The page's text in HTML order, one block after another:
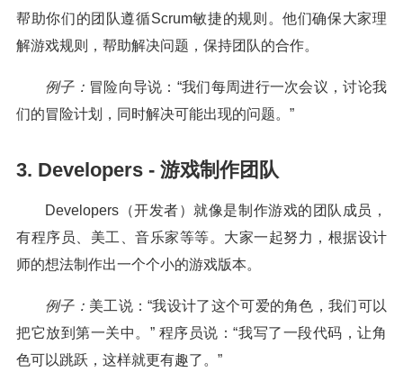
帮助你们的团队遵循Scrum敏捷的规则。他们确保大家理
解游戏规则，帮助解决问题，保持团队的合作。
例子： 冒险向导说：“我们每周进行一次会议，讨论我
们的冒险计划，同时解决可能出现的问题。”
3. Developers - 游戏制作团队
Developers（开发者）就像是制作游戏的团队成员，
有程序员、美工、音乐家等等。大家一起努力，根据设计
师的想法制作出一个个小的游戏版本。
例子： 美工说：“我设计了这个可爱的角色，我们可以
把它放到第一关中。” 程序员说：“我写了一段代码，让角
色可以跳跃，这样就更有趣了。”